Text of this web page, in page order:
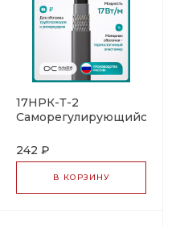
17НРК-Т-2
Саморегулирующийся
кабель
242 ₽
В КОРЗИНУ